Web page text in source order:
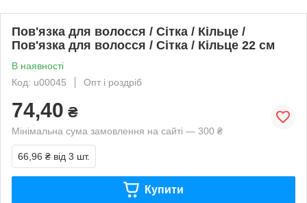
Пов'язка для волосся / Сітка / Кільце /
Пов'язка для волосся / Сітка / Кільце 22 см
В наявності
Код: u00045
Опт і роздріб
74,40 ₴
Мінімальна сума замовлення на сайті — 300 ₴
66,96 ₴ від 3 шт.
Купити